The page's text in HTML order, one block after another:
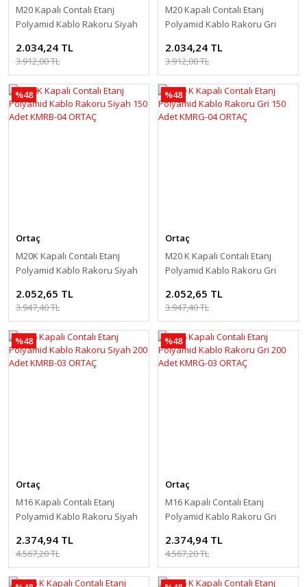
M20 Kapalı Contalı Etanj
Polyamid Kablo Rakoru Siyah
2.034,24 TL
3.912,00 TL
M20 Kapalı Contalı Etanj
Polyamid Kablo Rakoru Gri
2.034,24 TL
3.912,00 TL
%48
Ortaç
M20K Kapalı Contalı Etanj
Polyamid Kablo Rakoru Siyah
2.052,65 TL
3.947,40 TL
%48
Ortaç
M20 K Kapalı Contalı Etanj
Polyamid Kablo Rakoru Gri
2.052,65 TL
3.947,40 TL
%48
Ortaç
M16 Kapalı Contalı Etanj
Polyamid Kablo Rakoru Siyah
2.374,94 TL
4.567,20 TL
%48
Ortaç
M16 Kapalı Contalı Etanj
Polyamid Kablo Rakoru Gri
2.374,94 TL
4.567,20 TL